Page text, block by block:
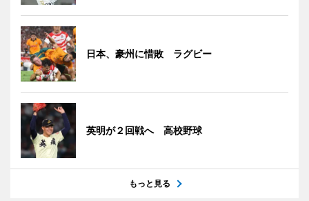
日本、豪州に惜敗 ラグビー
英明が２回戦へ 高校野球
もっと見る